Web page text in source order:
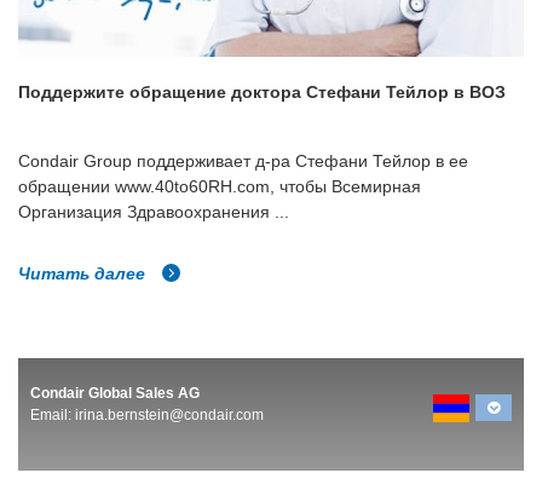
Поддержите обращение доктора Стефани Тейлор в ВОЗ
Condair Group поддерживает д-ра Стефани Тейлор в ее
обращении www.40to60RH.com, чтобы Всемирная
Организация Здравоохранения ...
Читать далее
Condair Global Sales AG
Email: irina.bernstein@condair.com